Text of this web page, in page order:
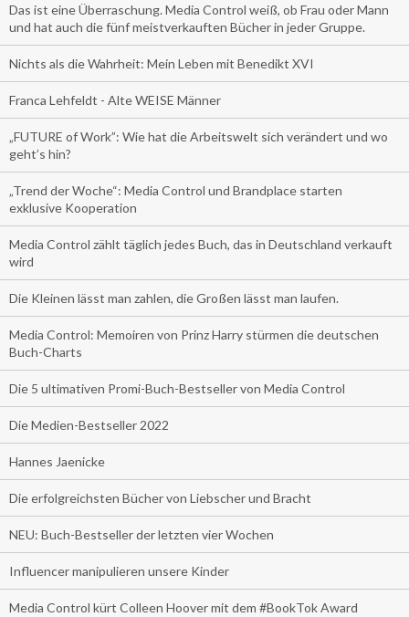
Das ist eine Überraschung. Media Control weiß, ob Frau oder Mann
und hat auch die fünf meistverkauften Bücher in jeder Gruppe.
Nichts als die Wahrheit: Mein Leben mit Benedikt XVI
Franca Lehfeldt - Alte WEISE Männer
„FUTURE of Work”: Wie hat die Arbeitswelt sich verändert und wo
geht’s hin?
„Trend der Woche“: Media Control und Brandplace starten
exklusive Kooperation
Media Control zählt täglich jedes Buch, das in Deutschland verkauft
wird
Die Kleinen lässt man zahlen, die Großen lässt man laufen.
Media Control: Memoiren von Prinz Harry stürmen die deutschen
Buch-Charts
Die 5 ultimativen Promi-Buch-Bestseller von Media Control
Die Medien-Bestseller 2022
Hannes Jaenicke
Die erfolgreichsten Bücher von Liebscher und Bracht
NEU: Buch-Bestseller der letzten vier Wochen
Influencer manipulieren unsere Kinder
Media Control kürt Colleen Hoover mit dem #BookTok Award